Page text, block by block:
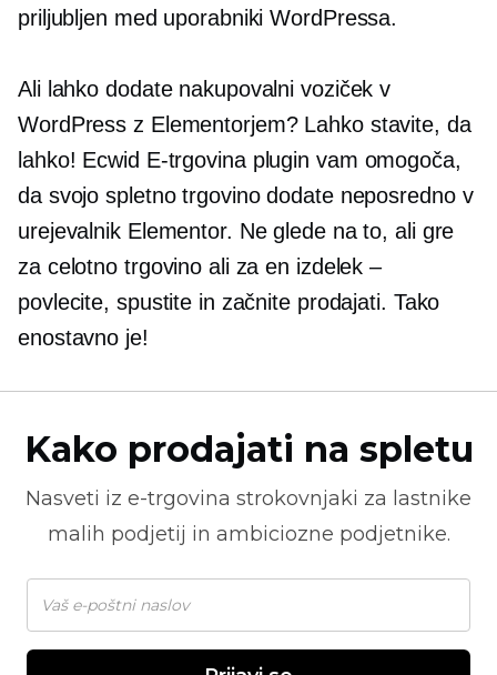
priljubljen med uporabniki WordPressa.
Ali lahko dodate nakupovalni voziček v
WordPress z Elementorjem? Lahko stavite, da
lahko! Ecwid E-trgovinaplugin vam omogoča,
da svojo spletno trgovino dodate neposredno v
urejevalnik Elementor. Ne glede na to, ali gre
za celotno trgovino ali za en izdelek –
povlecite, spustite in začnite prodajati. Tako
enostavno je!
Kako prodajati na spletu
Nasveti iz e-trgovina strokovnjaki za lastnike
malih podjetij in ambiciozne podjetnike.